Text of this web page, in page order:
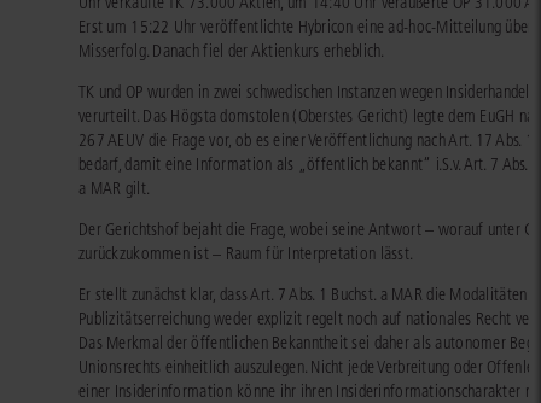
Erst um 15:22 Uhr veröffentlichte Hybricon eine ad-hoc-Mitteilung über
Misserfolg. Danach fiel der Aktienkurs erheblich.
TK und OP wurden in zwei schwedischen Instanzen wegen Insiderhandels
verurteilt. Das Högsta domstolen (Oberstes Gericht) legte dem EuGH
267 AEUV die Frage vor, ob es einer Veröffentlichung nach Art. 17 Abs. 1
bedarf, damit eine Information als „öffentlich bekannt“ i.S.v. Art. 7 Abs.
a MAR gilt.
Der Gerichtshof bejaht die Frage, wobei seine Antwort – worauf unter C.
zurückzukommen ist – Raum für Interpretation lässt.
Er stellt zunächst klar, dass Art. 7 Abs. 1 Buchst. a MAR die Modalitäten
Publizitätserreichung weder explizit regelt noch auf nationales Recht
Das Merkmal der öffentlichen Bekanntheit sei daher als autonomer
Unionsrechts einheitlich auszulegen. Nicht jede Verbreitung oder
einer Insiderinformation könne ihr ihren Insiderinformationscharakter